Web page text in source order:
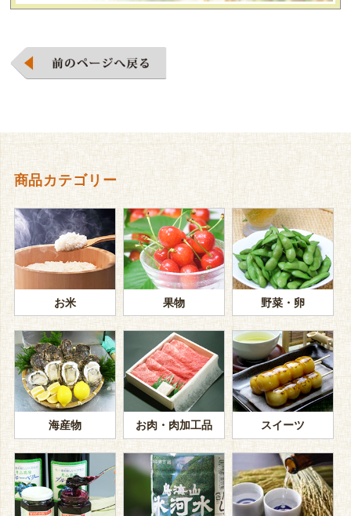
商品カテゴリー
お米 果物 野菜・卵
海産物 お肉・肉加工品 スイーツ